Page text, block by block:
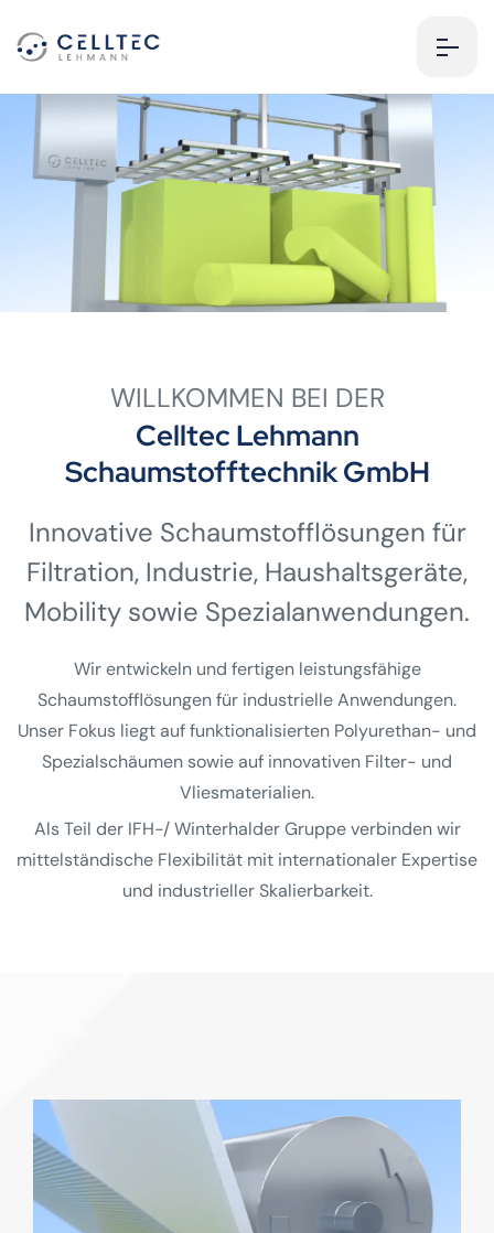
WILLKOMMEN BEI DER
Celltec Lehmann
Schaumstofftechnik GmbH
Innovative Schaumstoff­lösungen für
Filtration, Industrie, Haushalts­geräte,
Mobility sowie Spezial­anwendungen.
Wir entwickeln und fertigen leistungsfähige
Schaumstofflösungen für industrielle Anwendungen.
Unser Fokus liegt auf funktionalisierten Polyurethan- und
Spezialschäumen sowie auf innovativen Filter- und
Vliesmaterialien.
Als Teil der IFH-/ Winterhalder Gruppe verbinden wir
mittelständische Flexibilität mit internationaler Expertise
und industrieller Skalierbarkeit.